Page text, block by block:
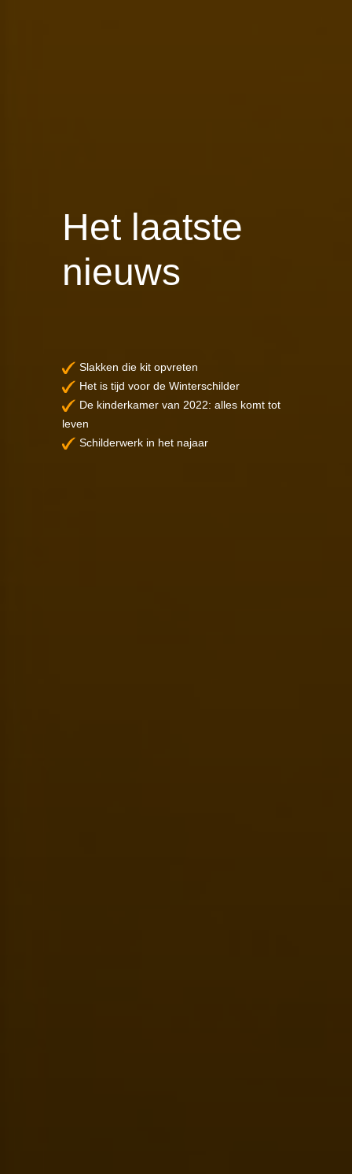
Het laatste
nieuws
Slakken die kit opvreten
Het is tijd voor de Winterschilder
De kinderkamer van 2022: alles komt tot
leven
Schilderwerk in het najaar